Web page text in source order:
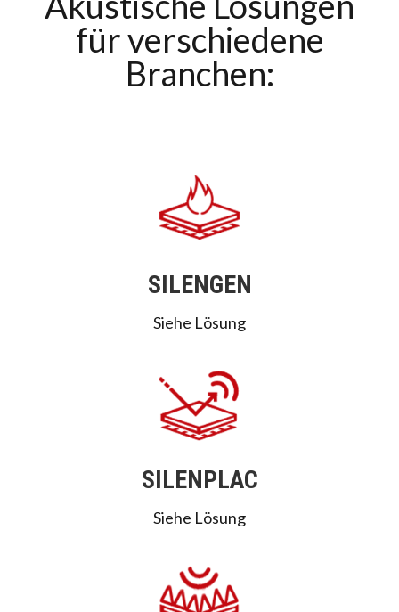
für verschiedene
Branchen:
SILENGEN
Siehe Lösung
SILENPLAC
Siehe Lösung